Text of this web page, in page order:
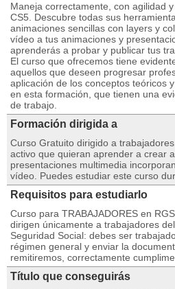
Maneja correctamente, con agilidad
CS5. Descubre todas sus
animaciones sencillas con layers y
vídeo a tus animaciones y
aprenderás a probar y publicar tus
El curso que ofrecemos tiene
aquellos que deseen progresar
aplicación de los conceptos teóricos
en esta formación, que tienen una
de trabajo.
Formación dirigida a
Curso Gratuito dirigido a
activo que quieran aprender a crear
presentaciones multimedia
vídeo. Puedes estudiar este curso
Requisitos para estudiarlo
Curso para TRABAJADORES en
dirigen únicamente a trabajadores
Seguridad Social: debes ser
régimen general y enviar la
remitiremos, correctamente
Título que conseguirás